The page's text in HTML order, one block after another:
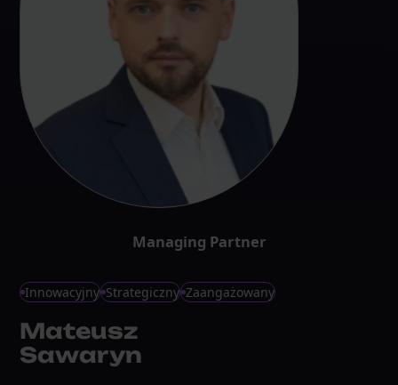
Managing Partner
Innowacyjny Strategiczny Zaangażowany
Mateusz
Sawaryn